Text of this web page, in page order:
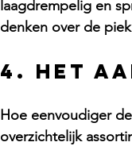
laagdrempelig en
denken over de
4. Het
Hoe eenvoudiger
overzichtelijk